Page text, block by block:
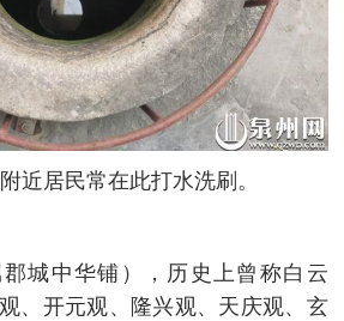
近居民常在此打水洗刷。
城中华铺），历史上曾称白云
、开元观、隆兴观、天庆观、玄